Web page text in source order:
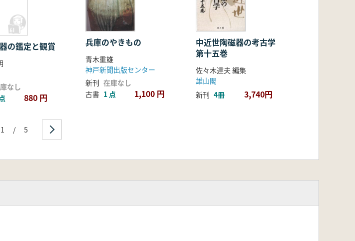
の鑑定と観賞
なし
880 円
兵庫のやきもの
青木重雄
神戸新聞出版センター
新刊 在庫なし
古書 1 点 1,100 円
中近世陶磁器の考古学
第十五巻
佐々木達夫 編集
雄山閣
新刊 4冊 3,740円
1 / 5